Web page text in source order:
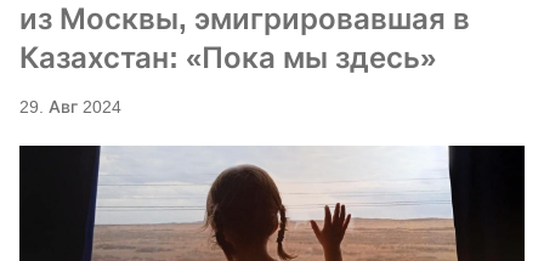
из Москвы, эмигрировавшая в
Казахстан: «Пока мы здесь»
29. Авг 2024